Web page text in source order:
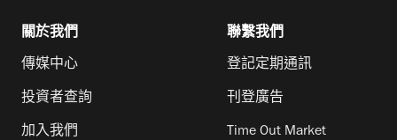
關於我們
傳媒中心
投資者查詢
加入我們
聯繫我們
登記定期通訊
刊登廣告
Time Out Market